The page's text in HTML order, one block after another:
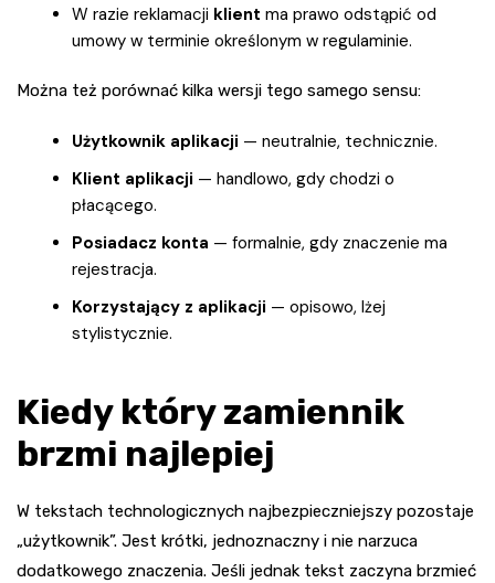
W razie reklamacji klient ma prawo odstąpić od
umowy w terminie określonym w regulaminie.
Można też porównać kilka wersji tego samego sensu:
Użytkownik aplikacji — neutralnie, technicznie.
Klient aplikacji — handlowo, gdy chodzi o
płacącego.
Posiadacz konta — formalnie, gdy znaczenie ma
rejestracja.
Korzystający z aplikacji — opisowo, lżej
stylistycznie.
Kiedy który zamiennik
brzmi najlepiej
W tekstach technologicznych najbezpieczniejszy pozostaje
„użytkownik”. Jest krótki, jednoznaczny i nie narzuca
dodatkowego znaczenia. Jeśli jednak tekst zaczyna brzmieć